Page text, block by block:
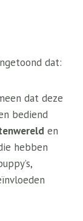
dat:
dat deze
bediend
en
hebben